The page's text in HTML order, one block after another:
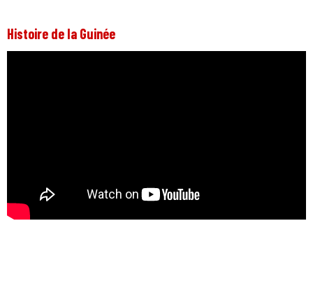
Histoire de la Guinée